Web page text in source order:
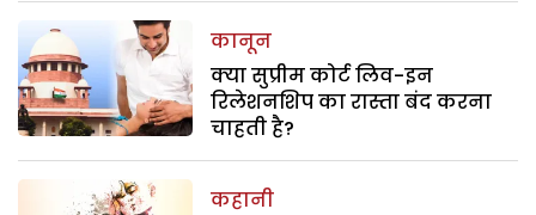
कानून
क्या सुप्रीम कोर्ट लिव-इन
रिलेशनशिप का रास्ता बंद करना
चाहती है?
कहानी